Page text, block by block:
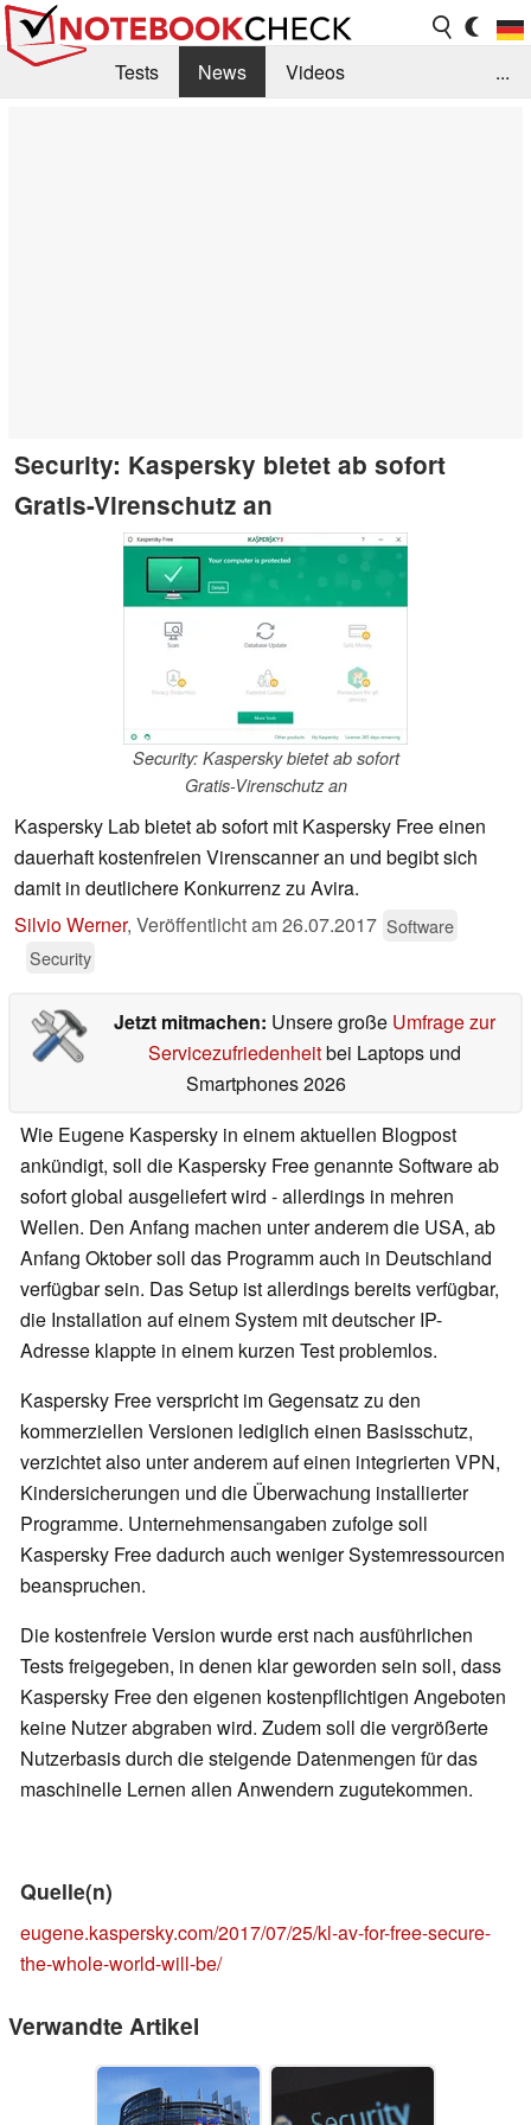
Tests News
Videos
...
Security: Kaspersky bietet ab sofort
Gratis-Virenschutz an
Security: Kaspersky bietet ab sofort
Gratis-Virenschutz an
Kaspersky Lab bietet ab sofort mit Kaspersky Free einen
dauerhaft kostenfreien Virenscanner an und begibt sich
damit in deutlichere Konkurrenz zu Avira.
Silvio Werner, Veröffentlicht am26.07.2017 Software
Security
Jetzt mitmachen: Unsere große Umfrage zur
Servicezufriedenheitbei Laptops und
Smartphones 2026
Wie Eugene Kaspersky in einem aktuellen Blogpost
ankündigt, soll die Kaspersky Free genannte Software ab
sofort global ausgeliefert wird - allerdings in mehren
Wellen. Den Anfang machen unter anderem die USA, ab
Anfang Oktober soll das Programm auch in Deutschland
verfügbar sein. Das Setup ist allerdings bereits verfügbar,
die Installation auf einem System mit deutscher IP-
Adresse klappte in einem kurzen Test problemlos.
Kaspersky Free verspricht im Gegensatz zu den
kommerziellen Versionen lediglich einen Basisschutz,
verzichtet also unter anderem auf einen integrierten VPN,
Kindersicherungen und die Überwachung installierter
Programme. Unternehmensangaben zufolge soll
Kaspersky Free dadurch auch weniger Systemressourcen
beanspruchen.
Die kostenfreie Version wurde erst nach ausführlichen
Tests freigegeben, in denen klar geworden sein soll, dass
Kaspersky Free den eigenen kostenpflichtigen Angeboten
keine Nutzer abgraben wird. Zudem soll die vergrößerte
Nutzerbasis durch die steigende Datenmengen für das
maschinelle Lernen allen Anwendern zugutekommen.
Quelle(n)
eugene.kaspersky.com/2017/07/25/kl-av-for-free-secure-
the-whole-world-will-be/
Verwandte Artikel